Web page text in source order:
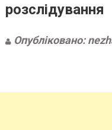
розслідування
Опубліковано: